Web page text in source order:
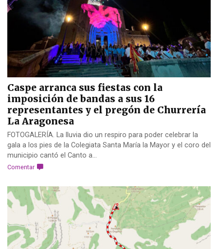
Caspe arranca sus fiestas con la
imposición de bandas a sus 16
representantes y el pregón de Churrería
La Aragonesa
FOTOGALERÍA. La lluvia dio un respiro para poder celebrar la
gala a los pies de la Colegiata Santa María la Mayor y el coro del
municipio cantó el Canto a...
Comentar